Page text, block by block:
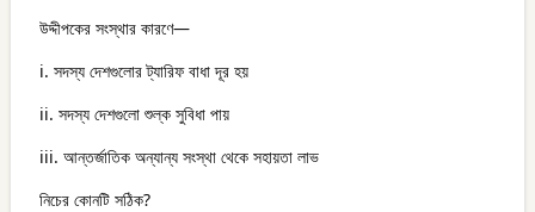
উদ্দীপকের সংস্থার কারণে—
i. সদস্য দেশগুলোর ট্যারিফ বাধা দূর হয়
ii. সদস্য দেশগুলো শুল্ক সুবিধা পায়
iii. আন্তর্জাতিক অন্যান্য সংস্থা থেকে সহায়তা লাভ
নিচের কোনটি সঠিক?